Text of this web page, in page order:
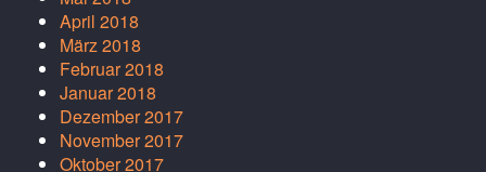
April 2018
März 2018
Februar 2018
Januar 2018
Dezember 2017
November 2017
Oktober 2017